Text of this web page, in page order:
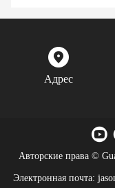
Адрес
Авторские права ©
Электронная почта: